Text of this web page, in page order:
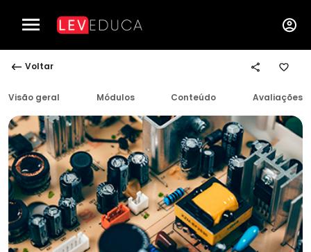
Voltar
Visão geral Módulos Conteúdo Avaliações